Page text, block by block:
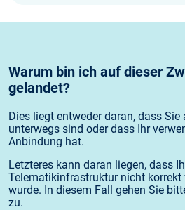
Warum bin ich auf dieser
gelandet?
Dies liegt entweder daran, dass
unterwegs sind oder dass Ihr
Anbindung hat.
Letzteres kann daran liegen, dass
Telematikinfrastruktur nicht
wurde. In diesem Fall gehen Sie
zu.